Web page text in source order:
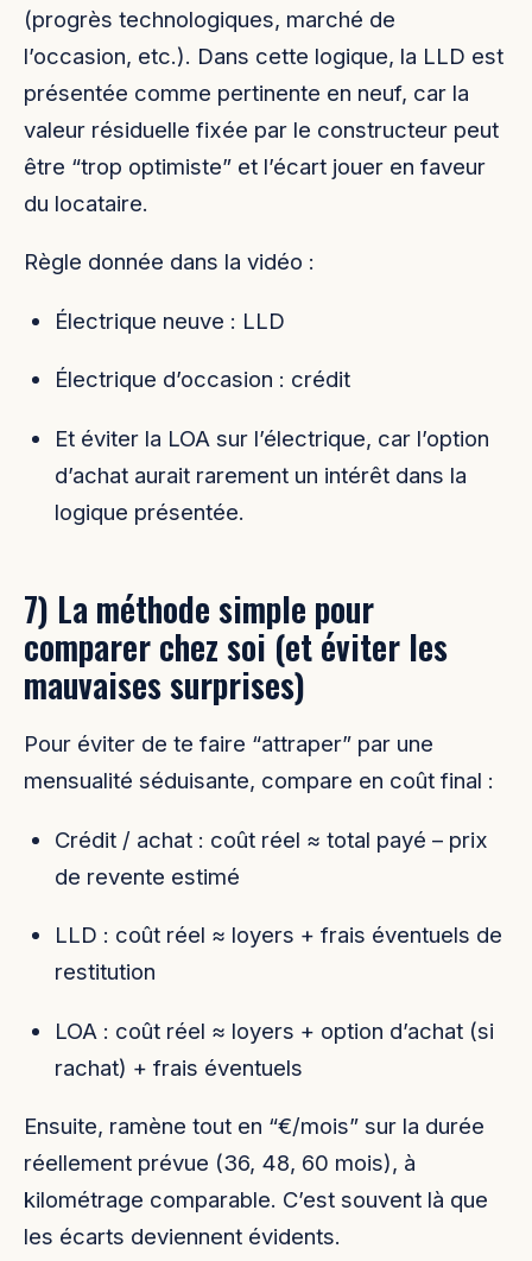
(progrès technologiques, marché de
l’occasion, etc.). Dans cette logique, la LLD est
présentée comme pertinente en neuf, car la
valeur résiduelle fixée par le constructeur peut
être “trop optimiste” et l’écart jouer en faveur
du locataire.
Règle donnée dans la vidéo :
Électrique neuve : LLD
Électrique d’occasion : crédit
Et éviter la LOA sur l’électrique, car l’option
d’achat aurait rarement un intérêt dans la
logique présentée.
7) La méthode simple pour
comparer chez soi (et éviter les
mauvaises surprises)
Pour éviter de te faire “attraper” par une
mensualité séduisante, compare en coût final :
Crédit / achat : coût réel ≈ total payé – prix
de revente estimé
LLD : coût réel ≈ loyers + frais éventuels de
restitution
LOA : coût réel ≈ loyers + option d’achat (si
rachat) + frais éventuels
Ensuite, ramène tout en “€/mois” sur la durée
réellement prévue (36, 48, 60 mois), à
kilométrage comparable. C’est souvent là que
les écarts deviennent évidents.